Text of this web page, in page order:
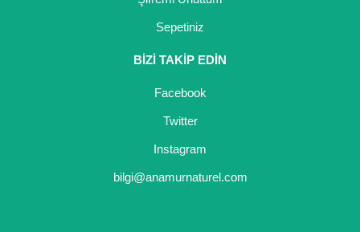
Sepetiniz
BİZİ TAKİP EDİN
Facebook
Twitter
Instagram
bilgi@anamurnaturel.com